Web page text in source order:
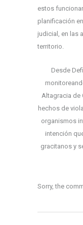
estos
planificación
judicial, en las
territorio.
Desde
Altagracia de
hechos de
organismos
intención
gracitanos y
Sorry, the